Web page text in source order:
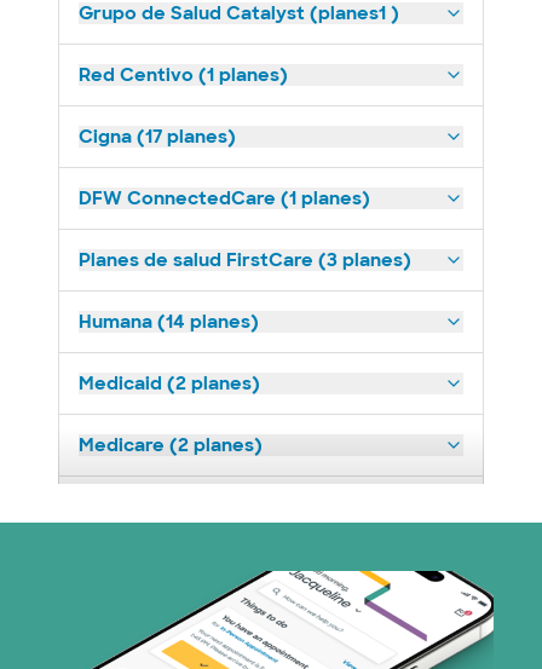
Grupo de Salud Catalyst (planes1 )
Red Centivo (1 planes)
Cigna (17 planes)
DFW ConnectedCare (1 planes)
Planes de salud FirstCare (3 planes)
Humana (14 planes)
Medicaid (2 planes)
Medicare (2 planes)
Prism Electric (1 planes)